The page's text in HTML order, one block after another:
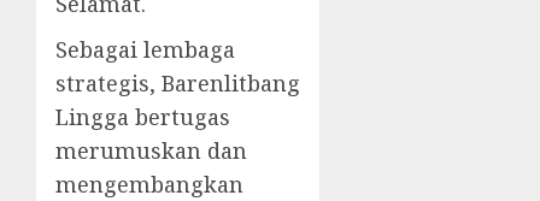
Sebagai lembaga
strategis, Barenlitbang
Lingga bertugas
merumuskan dan
mengembangkan